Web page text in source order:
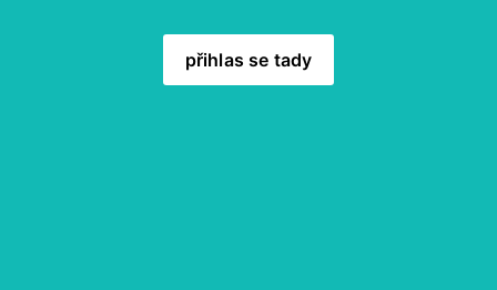
přihlas se tady